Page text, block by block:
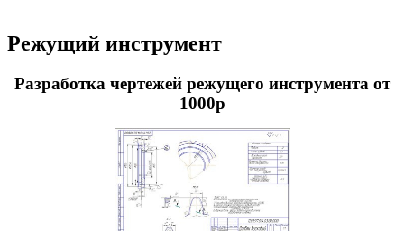
Режущий инструмент
Разработка чертежей режущего инструмента от
1000р